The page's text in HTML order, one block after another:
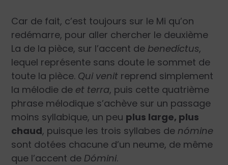
Car de fait, c’est toujours sur le Mi qu’on
redémarre, pour aller chercher le deuxième
La de la pièce, sur l’accent de benedíctus,
lequel représente sans doute le sommet de
toute la pièce. Qui venit reprend simplement
la mélodie de et terra, puis cette quatrième
phrase mélodique s’achève sur un passage
moins syllabique, un peu plus large, plus
chaud, puisque les trois syllabes de nómine
sont dotées chacune d’un neume, de même
que l’accent de Dómini.